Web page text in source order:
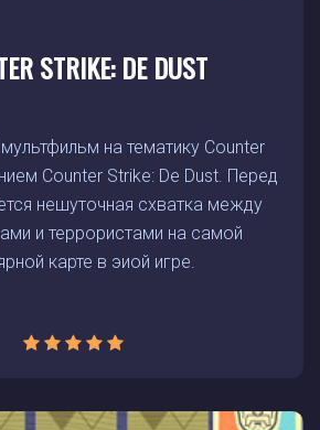
STRIKE: DE DUST
на тематику Counter
Counter Strike: De Dust. Перед
нешуточная схватка между
и террористами на самой
карте в эиой игре.